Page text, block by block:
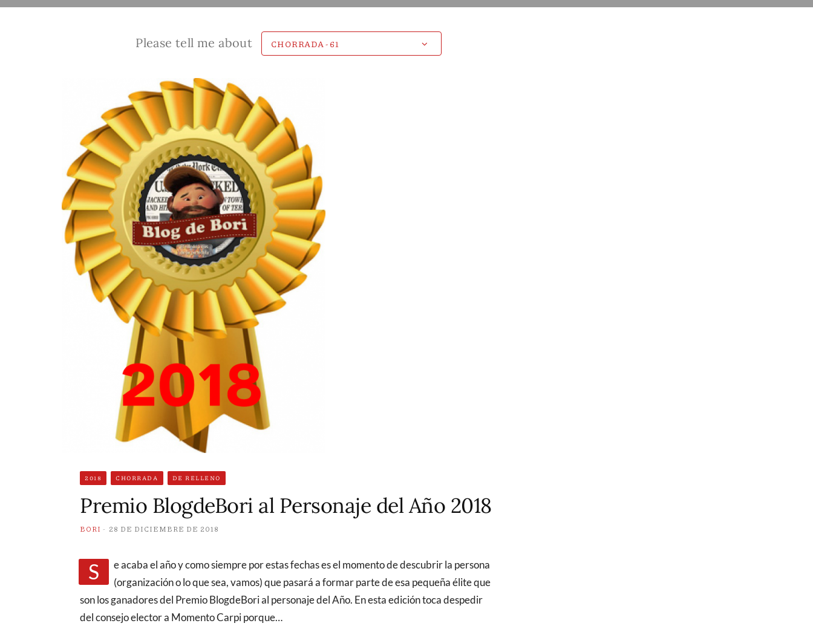
Please tell me about
2018 CHORRADA DE RELLENO
Premio BlogdeBori al Personaje del Año 2018
BORI 28 DE DICIEMBRE DE 2018
Se acaba el año y como siempre por estas fechas es el momento de descubrir la persona
(organización o lo que sea, vamos) que pasará a formar parte de esa pequeña élite que
son los ganadores del Premio BlogdeBori al personaje del Año. En esta edición toca despedir
del consejo elector a Momento Carpi porque…